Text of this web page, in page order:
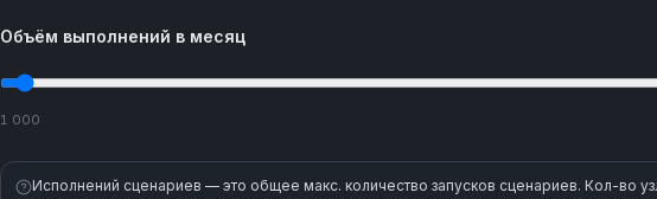
Объём выполнений в месяц
1 000
Исполнений сценариев — это общее макс. количество запусков сценариев. Кол-во